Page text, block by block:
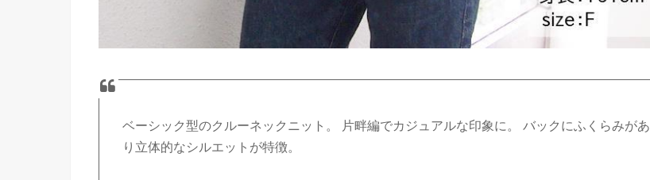
ベーシック型のクルーネックニット。 片畔編でカジュアルな印象に。 バックにふくらみがあ
り立体的なシルエットが特徴。